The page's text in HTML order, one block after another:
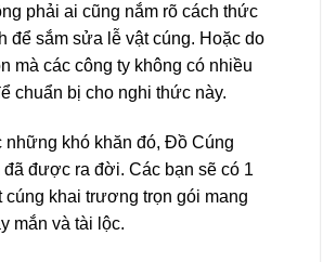
phải ai cũng nắm rõ cách thức
để sắm sửa lễ vật cúng. Hoặc do
mà các công ty không có nhiều
chuẩn bị cho nghi thức này.
những khó khăn đó, Đồ Cúng
đã được ra đời. Các bạn sẽ có 1
cúng khai trương trọn gói mang
mắn và tài lộc.